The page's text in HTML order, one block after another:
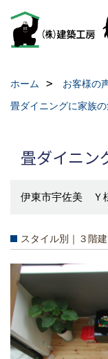
ホーム お客様の
畳ダイニングに家族
畳ダイニン
伊東市宇佐美 Ｙ
スタイル別｜３階